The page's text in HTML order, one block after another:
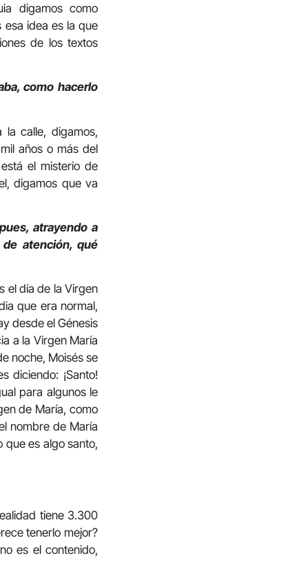
digamos como
esa idea es la que
de los textos
como hacerlo
la calle, digamos,
años o más del
el misterio de
digamos que va
atrayendo a
atención, qué
el día de la Virgen
que era normal,
desde el Génesis
a la Virgen María
noche, Moisés se
diciendo: ¡Santo!
para algunos le
de María, como
nombre de María
que es algo santo,
tiene 3.300
tenerlo mejor?
es el contenido,